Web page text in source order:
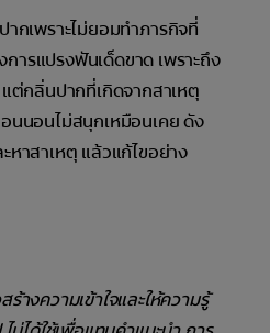
กเพราะไม่ยอมทำภารกิจที่
รแปรงฟันเด็ดขาด เพราะถึง
ต่กลิ่นปากที่เกิดจากสาเหตุ
นนอนไม่สนุกเหมือนเคย ดัง
าสาเหตุ แล้วแก้ไขอย่าง
างความเข้าใจและให้ความรู้